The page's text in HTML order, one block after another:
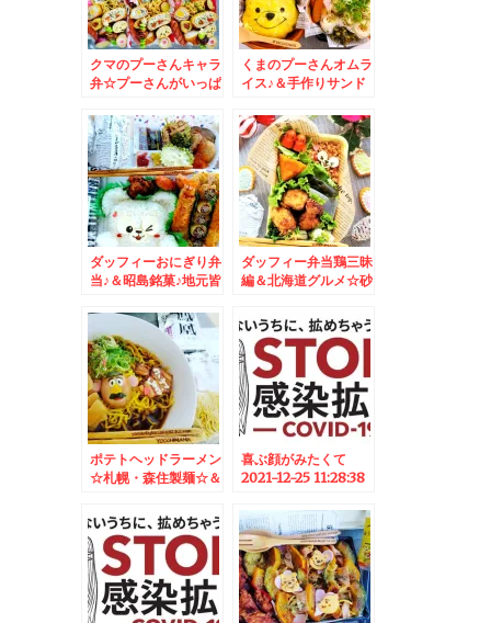
クマのプーさんキャラ
弁☆プーさんがいっぱ
the-Poohkyaraben
くまのプーさんオムラ
イス♪＆手作りサンド
んのサンドが美味しす
ぎる件
ダッフィーおにぎり弁
当♪＆昭島銘菓♪地元皆
ダッフィー弁当鶏三昧
編＆北海道グルメ☆砂
プキンパイ☆
ポテトヘッドラーメン
☆札幌・森住製麺☆＆
ン
喜ぶ顔がみたくて
2021-12-25 11:28:38